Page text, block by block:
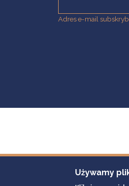
Adres e-mail
Używamy